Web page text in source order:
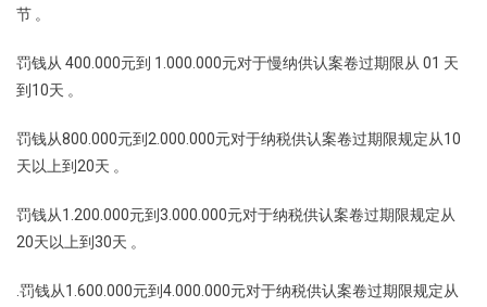
节 。
罚钱从 400.000元到 1.000.000元对于慢纳供认案卷过期限从 01 天
到10天 。
罚钱从800.000元到2.000.000元对于纳税供认案卷过期限规定从10
天以上到20天 。
罚钱从1.200.000元到3.000.000元对于纳税供认案卷过期限规定从
20天以上到30天 。
.罚钱从1.600.000元到4.000.000元对于纳税供认案卷过期限规定从